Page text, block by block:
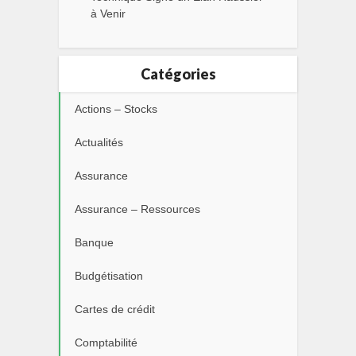
à Venir
Catégories
Actions – Stocks
Actualités
Assurance
Assurance – Ressources
Banque
Budgétisation
Cartes de crédit
Comptabilité